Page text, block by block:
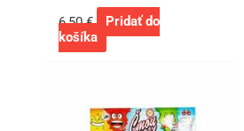
6,50€
Pridať do
košíka